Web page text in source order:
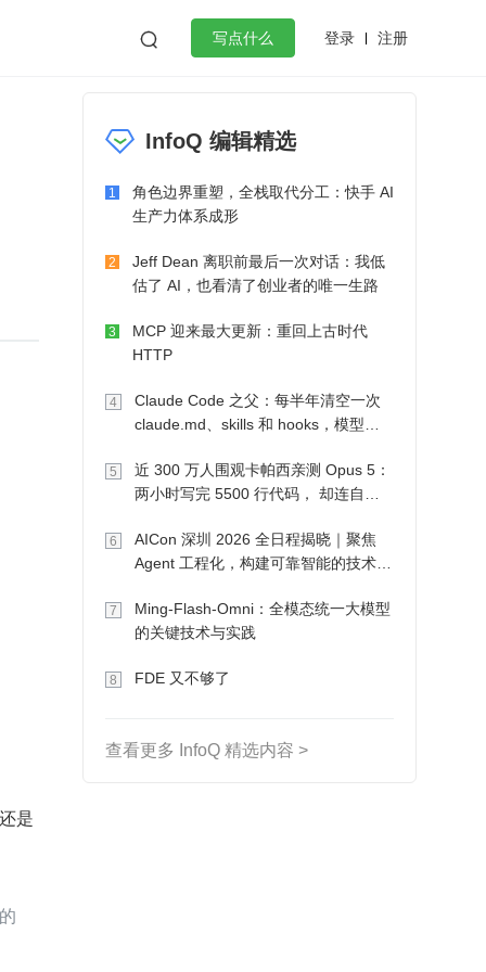
 写点什么 登录 注册
微服务架构 flutter
是
InfoQ 编辑精选
1
角色边界重塑，全栈取代分工：快手 AI
生产力体系成形
2
Jeff Dean 离职前最后一次对话：我低
估了 AI，也看清了创业者的唯一生路
3
MCP 迎来最大更新：重回上古时代
HTTP
4
Claude Code 之父：每半年清空一次
claude.md、skills 和 hooks，模型自
5
近 300 万人围观卡帕西亲测 Opus 5：
两小时写完 5500 行代码， 却连自己
6
AICon 深圳 2026 全日程揭晓｜聚焦
Agent 工程化，构建可靠智能的技术路
7
Ming-Flash-Omni：全模态统一大模型
的关键技术与实践
8 FDE 又不够了
查看更多 InfoQ 精选内容 >